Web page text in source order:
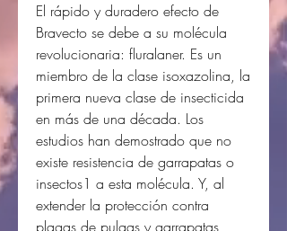
El rápido y duradero efecto de
Bravecto se debe a su molécula
revolucionaria: fluralaner. Es un
miembro de la clase isoxazolina, la
primera nueva clase de insecticida
en más de una década. Los
estudios han demostrado que no
existe resistencia de garrapatas o
insectos1 a esta molécula. Y, al
extender la protección contra
plagas de pulgas y garrapatas